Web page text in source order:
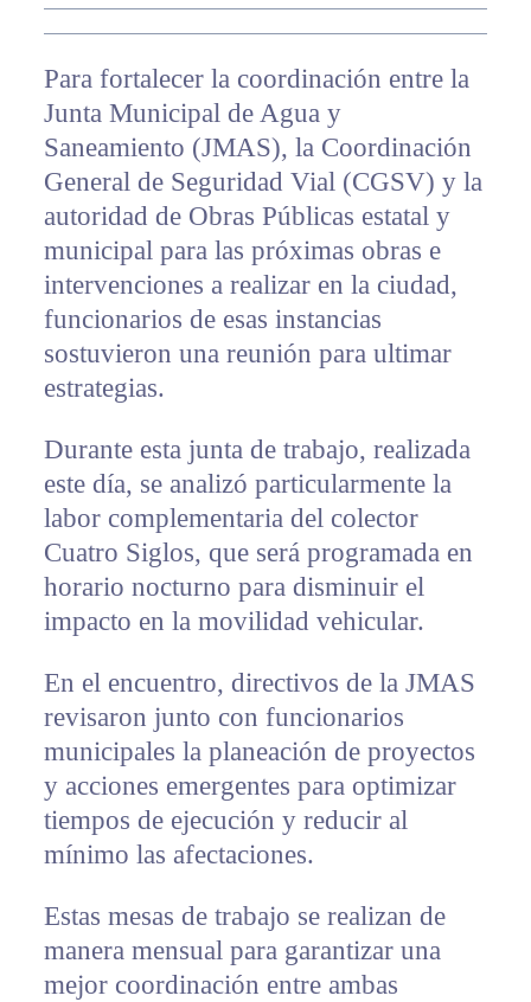
Para fortalecer la coordinación entre la
Junta Municipal de Agua y
Saneamiento (JMAS), la Coordinación
General de Seguridad Vial (CGSV) y la
autoridad de Obras Públicas estatal y
municipal para las próximas obras e
intervenciones a realizar en la ciudad,
funcionarios de esas instancias
sostuvieron una reunión para ultimar
estrategias.
Durante esta junta de trabajo, realizada
este día, se analizó particularmente la
labor complementaria del colector
Cuatro Siglos, que será programada en
horario nocturno para disminuir el
impacto en la movilidad vehicular.
En el encuentro, directivos de la JMAS
revisaron junto con funcionarios
municipales la planeación de proyectos
y acciones emergentes para optimizar
tiempos de ejecución y reducir al
mínimo las afectaciones.
Estas mesas de trabajo se realizan de
manera mensual para garantizar una
mejor coordinación entre ambas